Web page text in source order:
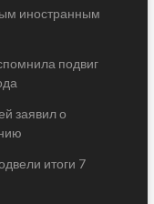
иностранным
подвиг
заявил о
итоги 7